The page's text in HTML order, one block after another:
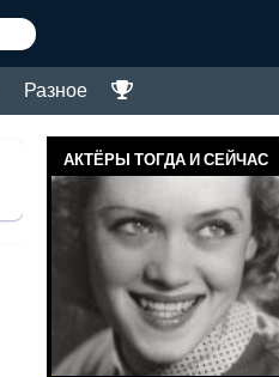
Разное
АКТЁРЫ ТОГДА И СЕЙЧАС